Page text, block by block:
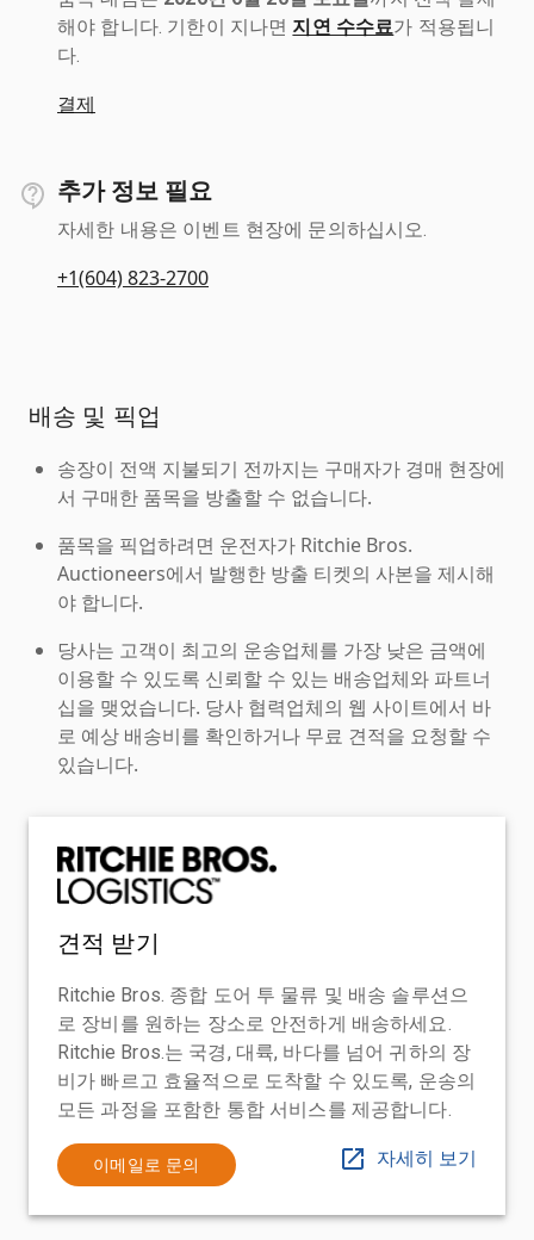
해야 합니다. 기한이 지나면 지연 수수료가 적용됩니
다.
결제
추가 정보 필요
자세한 내용은 이벤트 현장에 문의하십시오.
+1(604) 823-2700
배송 및 픽업
송장이 전액 지불되기 전까지는 구매자가 경매 현장에
서 구매한 품목을 방출할 수 없습니다.
품목을 픽업하려면 운전자가 Ritchie Bros.
Auctioneers에서 발행한 방출 티켓의 사본을 제시해
야 합니다.
당사는 고객이 최고의 운송업체를 가장 낮은 금액에
이용할 수 있도록 신뢰할 수 있는 배송업체와 파트너
십을 맺었습니다. 당사 협력업체의 웹 사이트에서 바
로 예상 배송비를 확인하거나 무료 견적을 요청할 수
있습니다.
견적 받기
Ritchie Bros. 종합 도어 투 물류 및 배송 솔루션으
로 장비를 원하는 장소로 안전하게 배송하세요.
Ritchie Bros.는 국경, 대륙, 바다를 넘어 귀하의 장
비가 빠르고 효율적으로 도착할 수 있도록, 운송의
모든 과정을 포함한 통합 서비스를 제공합니다.
이메일로 문의 자세히 보기